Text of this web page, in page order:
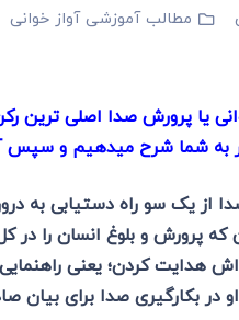
مطالب آموزشی آواز خوانی
پرورش صدا اصلی ترین
به شما شرح میدهیم و سپس
یک سو راه دستیابی به
که پرورش و بلوغ انسان را
هدایت کردن؛ یعنی
بکارگیری ‌صدا برای بیان